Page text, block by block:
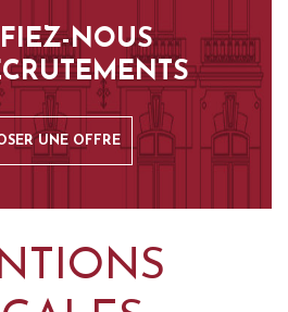
NOUS
UNE OFFRE